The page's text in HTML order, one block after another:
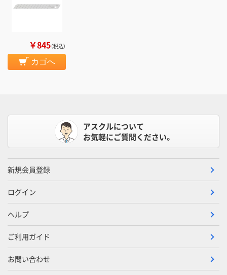
￥845（税込）
カゴへ
アスクルについて
お気軽にご質問ください。
新規会員登録
ログイン
ヘルプ
ご利用ガイド
お問い合わせ